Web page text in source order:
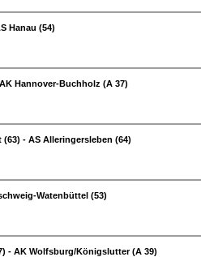
Hanau (54)
Hannover-Buchholz (A 37)
- AS Alleringersleben (64)
Watenbüttel (53)
- AK Wolfsburg/Königslutter (A 39)